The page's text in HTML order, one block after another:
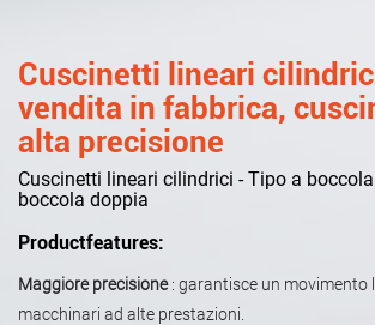
Cuscinetti lineari
vendita in fabbrica,
alta precisione
Cuscinetti lineari cilindrici - Tipo a
boccola doppia
Productfeatures:
Maggiore precisione: garantisce un movimento
macchinari ad alte prestazioni.